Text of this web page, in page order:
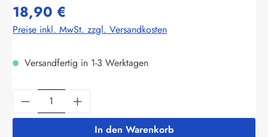
18,90 €
Preise inkl. MwSt. zzgl. Versandkosten
Versandfertig in 1-3 Werktagen
Produkt Anzahl: Gib den gewünschten
In den Warenkorb